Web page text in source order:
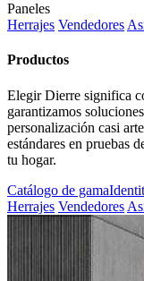
Paneles
Herrajes Vendedores
Productos
Elegir Dierre significa
garantizamos
personalización casi
estándares en pruebas
tu hogar.
Catálogo de gama
Herrajes Vendedores